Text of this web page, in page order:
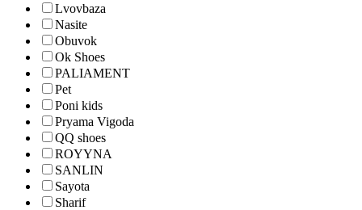
Lvovbaza
Nasite
Obuvok
Ok Shoes
PALIAMENT
Pet
Poni kids
Pryama Vigoda
QQ shoes
ROYYNA
SANLIN
Sayota
Sharif